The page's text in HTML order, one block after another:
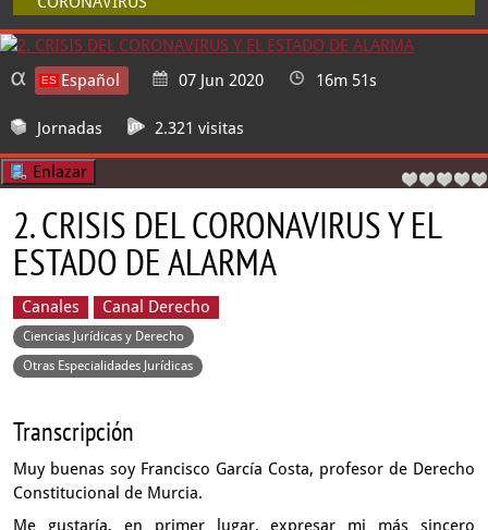
Español 07 Jun 2020 16m 51s
Jornadas 2.321 visitas
Enlazar
2. CRISIS DEL CORONAVIRUS Y EL
ESTADO DE ALARMA
Canales Canal Derecho
Ciencias Jurídicas y Derecho
Otras Especialidades Jurídicas
Transcripción
Muy buenas soy Francisco García Costa, profesor de Derecho
Constitucional de Murcia.
Me gustaría, en primer lugar,expresar mi más sincero